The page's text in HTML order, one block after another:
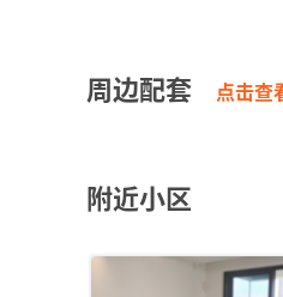
html/web/
ire_once
周边配套 点击查
附近小区